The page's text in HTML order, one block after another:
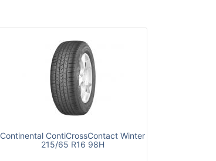
Continental ContiCrossContact Winter
215/65 R16 98H